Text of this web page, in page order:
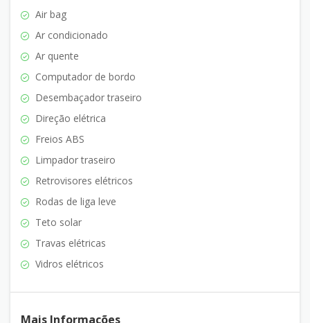
Air bag
Ar condicionado
Ar quente
Computador de bordo
Desembaçador traseiro
Direção elétrica
Freios ABS
Limpador traseiro
Retrovisores elétricos
Rodas de liga leve
Teto solar
Travas elétricas
Vidros elétricos
Mais Informações